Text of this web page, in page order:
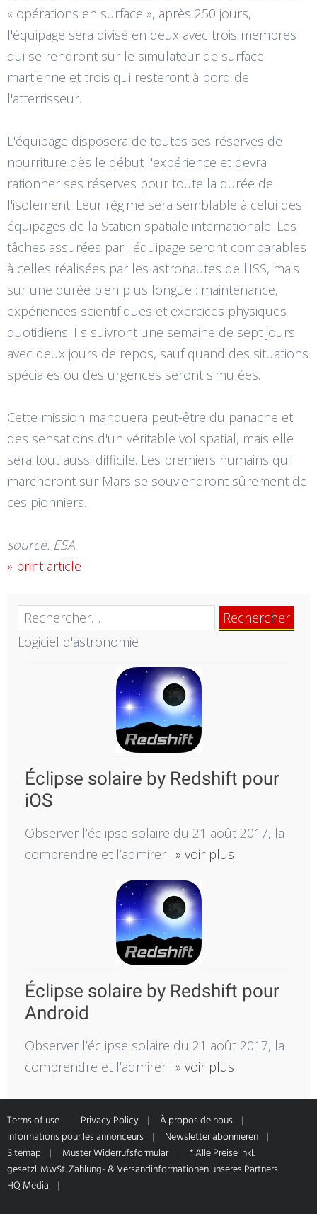
« opérations en surface », après 250 jours,
l'équipage sera divisé en deux avec trois membres
qui se rendront sur le simulateur de surface
martienne et trois qui resteront à bord de
l'atterrisseur.
L'équipage disposera de toutes ses réserves de
nourriture dès le début l'expérience et devra
rationner ses réserves pour toute la durée de
l'isolement. Leur régime sera semblable à celui des
équipages de la Station spatiale internationale. Les
tâches assurées par l'équipage seront comparables
à celles réalisées par les astronautes de l'ISS, mais
sur une durée bien plus longue : maintenance,
expériences scientifiques et exercices physiques
quotidiens. Ils suivront une semaine de sept jours
avec deux jours de repos, sauf quand des situations
spéciales ou des urgences seront simulées.
Cette mission manquera peut-être du panache et
des sensations d'un véritable vol spatial, mais elle
sera tout aussi difficile. Les premiers humains qui
marcheront sur Mars se souviendront sûrement de
ces pionniers.
source: ESA
» print article
Rechercher :
Logiciel d'astronomie
Éclipse solaire by Redshift pour
iOS
Observer l’éclipse solaire du 21 août 2017, la
comprendre et l’admirer ! » voir plus
Éclipse solaire by Redshift pour
Android
Observer l’éclipse solaire du 21 août 2017, la
comprendre et l’admirer ! » voir plus
Terms of use Privacy Policy
À propos de nous
Informations pour les annonceurs
Newsletter abonnieren
Sitemap
Muster Widerrufsformular
* Alle Preise inkl.
gesetzl. MwSt. Zahlung- & Versandinformationen unseres Partners
HQ Media